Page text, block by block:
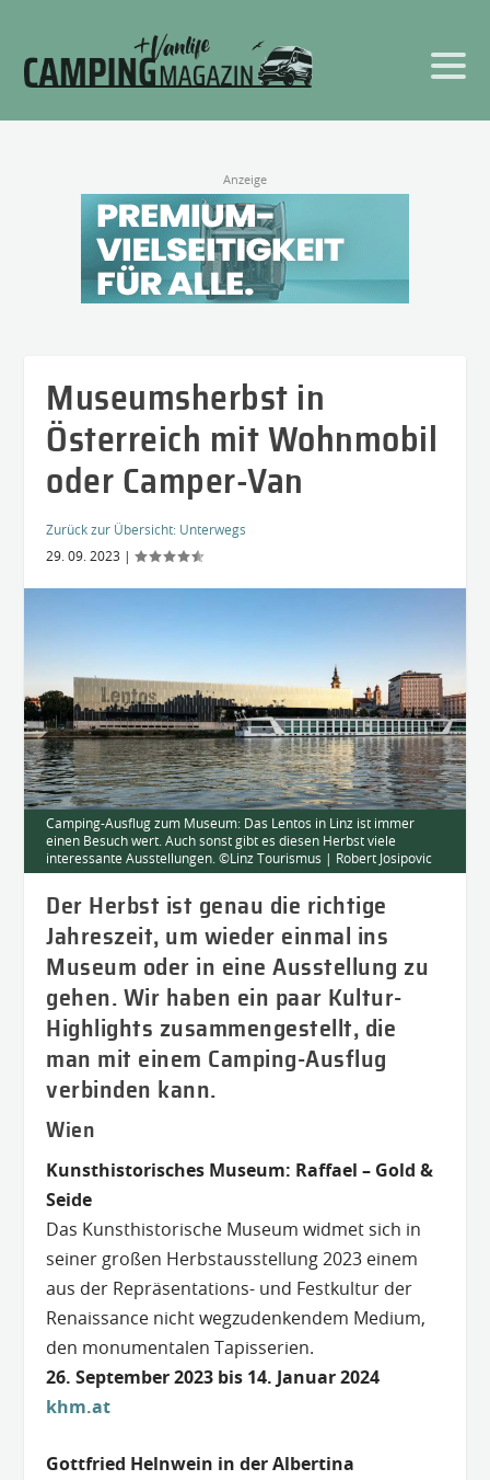
Anzeige
Museumsherbst in
Österreich mit Wohnmobil
oder Camper-Van
Zurück zur Übersicht: Unterwegs
29. 09. 2023 |
Camping-Ausflug zum Museum: Das Lentos in Linz ist immer
einen Besuch wert. Auch sonst gibt es diesen Herbst viele
interessante Ausstellungen. ©Linz Tourismus | Robert Josipovic
Der Herbst ist genau die richtige
Jahreszeit, um wieder einmal ins
Museum oder in eine Ausstellung zu
gehen. Wir haben ein paar Kultur-
Highlights zusammengestellt, die
man mit einem Camping-Ausflug
verbinden kann.
Wien
Kunsthistorisches Museum: Raffael – Gold &
Seide
Das Kunsthistorische Museum widmet sich in
seiner großen Herbstausstellung 2023 einem
aus der Repräsentations- und Festkultur der
Renaissance nicht wegzudenkendem Medium,
den monumentalen Tapisserien.
26. September 2023 bis 14. Januar 2024
khm.at
Gottfried Helnwein in der Albertina